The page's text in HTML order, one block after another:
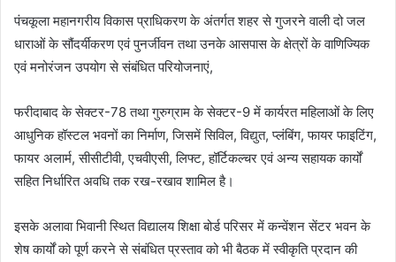
पंचकूला महानगरीय विकास प्राधिकरण के अंतर्गत शहर से गुजरने वाली दो जल
धाराओं के सौंदर्यीकरण एवं पुनर्जीवन तथा उनके आसपास के क्षेत्रों के वाणिज्यिक
एवं मनोरंजन उपयोग से संबंधित परियोजनाएं,
फरीदाबाद के सेक्टर-78 तथा गुरुग्राम के सेक्टर-9 में कार्यरत महिलाओं के लिए
आधुनिक हॉस्टल भवनों का निर्माण, जिसमें सिविल, विद्युत, प्लंबिंग, फायर फाइटिंग,
फायर अलार्म, सीसीटीवी, एचवीएसी, लिफ्ट, हॉर्टिकल्चर एवं अन्य सहायक कार्यों
सहित निर्धारित अवधि तक रख-रखाव शामिल है।
इसके अलावा भिवानी स्थित विद्यालय शिक्षा बोर्ड परिसर में कन्वेंशन सेंटर भवन के
शेष कार्यों को पूर्ण करने से संबंधित प्रस्ताव को भी बैठक में स्वीकृति प्रदान की